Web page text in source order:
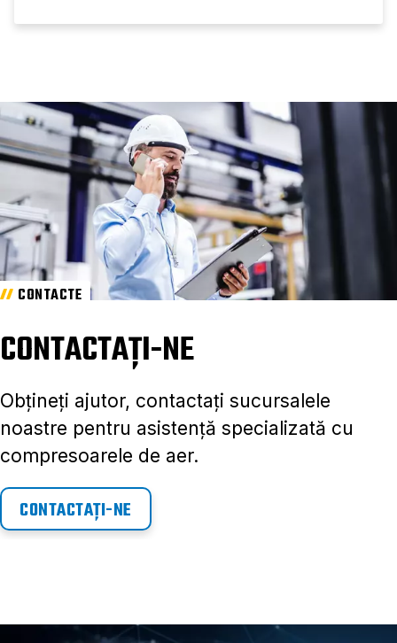
CONTACTE
CONTACTAȚI-NE
Obțineți ajutor, contactați sucursalele
noastre pentru asistență specializată cu
compresoarele de aer.
CONTACTAȚI-NE